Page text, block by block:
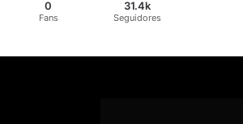
0
Fans
31.4k
Seguidores